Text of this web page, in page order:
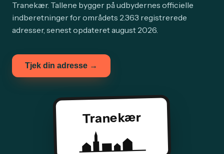
Tranekær. Tallene bygger på udbydernes officielle
indberetninger for områdets 2.363 registrerede
adresser, senest opdateret august 2026.
Tjek din adresse →
Tranekær